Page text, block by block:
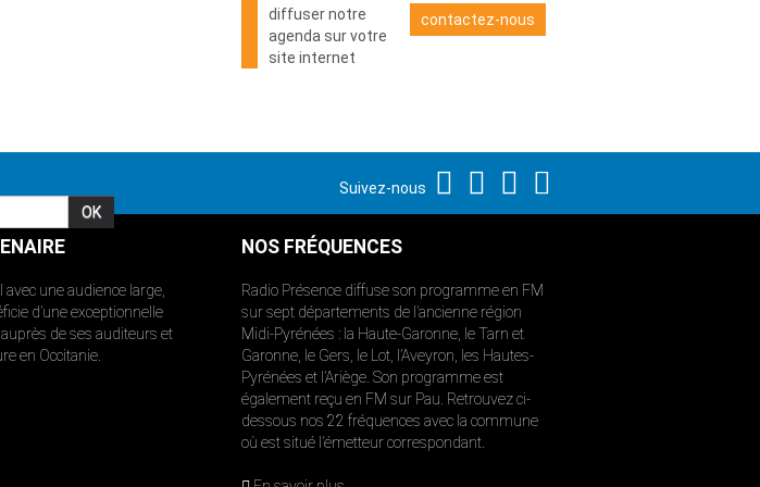
diffuser notre
agenda sur votre
site internet
contactez-nous
Suivez-nous
une audience large,
d’une exceptionnelle
de ses auditeurs et
en Occitanie.
NOS FRÉQUENCES
Radio Présence diffuse son programme en FM
sur sept départements de l’ancienne région
Midi-Pyrénées : la Haute-Garonne, le Tarn et
Garonne, le Gers, le Lot, l’Aveyron, les Hautes-
Pyrénées et l’Ariège. Son programme est
également reçu en FM sur Pau. Retrouvez ci-
dessous nos 22 fréquences avec la commune
où est situé l’émetteur correspondant.